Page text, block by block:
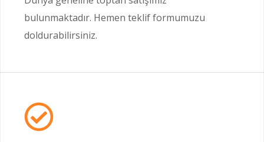
bulunmaktadır. Hemen teklif formumuzu
doldurabilirsiniz.